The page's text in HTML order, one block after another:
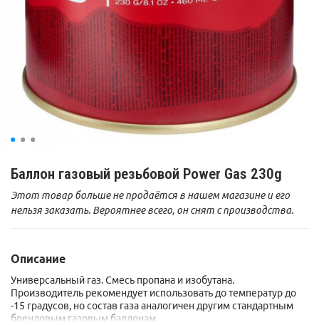
Баллон газовый резьбовой Power Gas 230g
Этот товар больше не продаётся в нашем магазине и его
нельзя заказать. Вероятнее всего, он снят с производства.
Описание
Универсальный газ. Смесь пропана и изобутана.
Производитель рекомендует использовать до температур до
-15 градусов, но состав газа аналогичен другим стандартным
брендовым газовым баллонам.